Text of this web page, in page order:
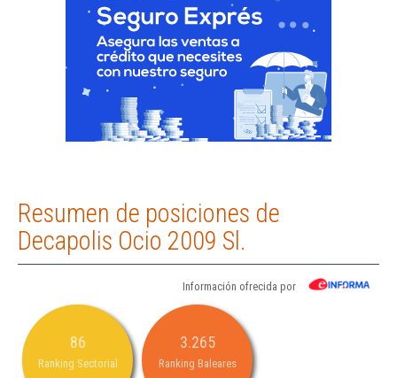
Resumen de posiciones de
Decapolis Ocio 2009 Sl.
Información ofrecida por
86
Ranking Sectorial
3.265
Ranking Baleares